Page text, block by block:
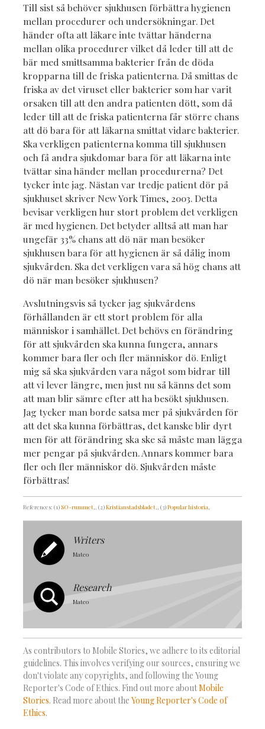
Till sist så behöver sjukhusen förbättra hygienen
mellan procedurer och undersökningar. Det
händer ofta att läkare inte tvättar händerna
mellan olika procedurer vilket då leder till att de
bär med smittsamma bakterier från de döda
kropparna till de friska patienterna. Då smittas de
friska av det viruset eller bakterier som har varit
orsaken till att den andra patienten dött, som då
leder till att de friska patienterna får större chans
att dö bara för att läkarna smittat vidare bakterier.
Ska verkligen patienterna komma till sjukhusen
och få andra sjukdomar bara för att läkarna inte
tvättar sina händer mellan procedurerna? Det
tycker inte jag. Nästan var tredje patient dör på
sjukhuset skriver New York Times, 2003. Detta
bevisar verkligen hur stort problem det verkligen
är med hygienen. Det betyder alltså att man har
ungefär 33% chans att dö när man besöker
sjukhusen bara för att hygienen är så dålig inom
sjukvården. Ska det verkligen vara så hög chans att
dö när man besöker sjukhusen?
Avslutningsvis så tycker jag sjukvårdens
förhållanden är ett stort problem för alla
människor i samhället. Det behövs en förändring
för att sjukvården ska kunna fungera, annars
kommer bara fler och fler människor dö. Enligt
mig så ska sjukvården vara något som bidrar till
att vi lever längre, men just nu så känns det som
att man blir sämre efter att ha besökt sjukhusen.
Jag tycker man borde satsa mer på sjukvården för
att det ska kunna förbättras, det kanske blir dyrt
men för att förändring ska ske så måste man lägga
mer pengar på sjukvården. Annars kommer bara
fler och fler människor dö. Sjukvården måste
förbättras!
References: (1) SO-rummet , (2)Kristianstadsbladet , (3)Popular historia
Writers
Mateo
Research
Mateo
As contributors to Mobile Stories, we adhere to its editorial
guidelines. This involves verifying our sources, ensuring we
don't violate any copyrights, and following the Young
Reporter's Code of Ethics. Find out more aboutMobile
Stories. Read more about the Young Reporter's Code of
Ethics.